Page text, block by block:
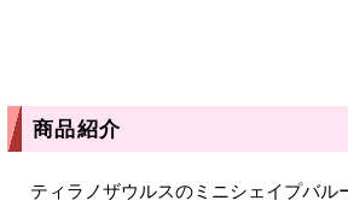
商品紹介
ティラノザウルスのミニシェイプバル